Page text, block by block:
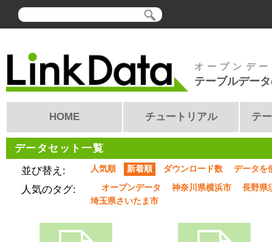
オープンデ
テーブルデー
HOME チュートリアル テ
データセット一覧
並び替え:
人気順 新着順 ダウンロード数 データを
人気のタグ: オープンデータ 神奈川県横浜市
長野県
埼玉県さいたま市